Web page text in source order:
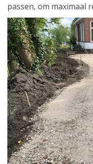
passen, om maximaal